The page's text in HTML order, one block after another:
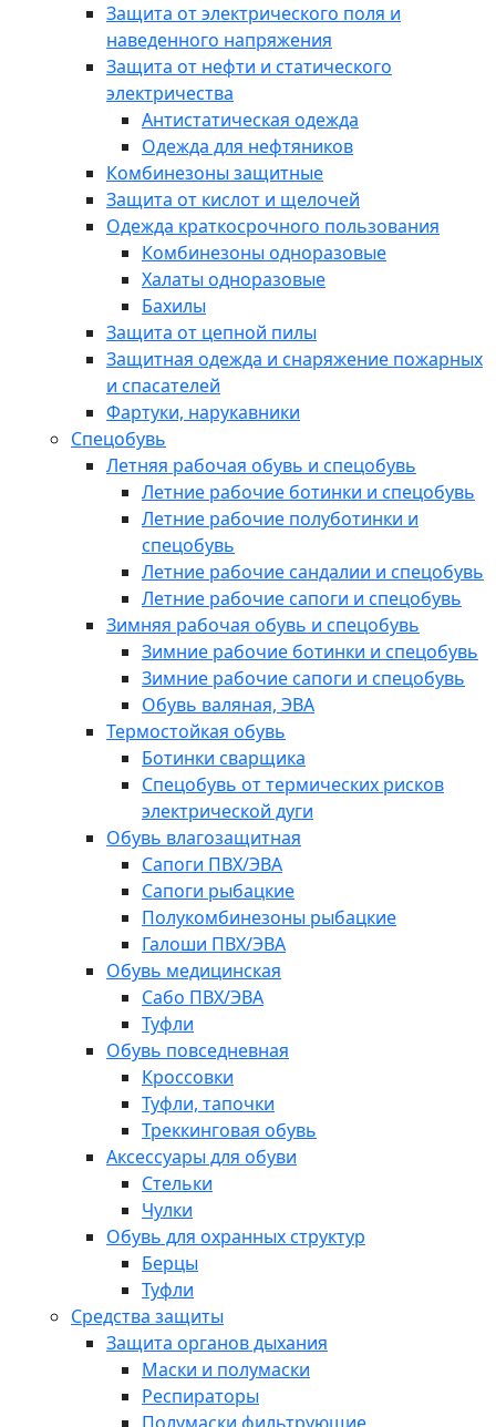
Защита от электрического поля и
наведенного напряжения
Защита от нефти и статического
электричества
Антистатическая одежда
Одежда для нефтяников
Комбинезоны защитные
Защита от кислот и щелочей
Одежда краткосрочного пользования
Комбинезоны одноразовые
Халаты одноразовые
Бахилы
Защита от цепной пилы
Защитная одежда и снаряжение пожарных
и спасателей
Фартуки, нарукавники
Спецобувь
Летняя рабочая обувь и спецобувь
Летние рабочие ботинки и спецобувь
Летние рабочие полуботинки и
спецобувь
Летние рабочие сандалии и спецобувь
Летние рабочие сапоги и спецобувь
Зимняя рабочая обувь и спецобувь
Зимние рабочие ботинки и спецобувь
Зимние рабочие сапоги и спецобувь
Обувь валяная, ЭВА
Термостойкая обувь
Ботинки сварщика
Спецобувь от термических рисков
электрической дуги
Обувь влагозащитная
Сапоги ПВХ/ЭВА
Сапоги рыбацкие
Полукомбинезоны рыбацкие
Галоши ПВХ/ЭВА
Обувь медицинская
Сабо ПВХ/ЭВА
Туфли
Обувь повседневная
Кроссовки
Туфли, тапочки
Треккинговая обувь
Аксессуары для обуви
Стельки
Чулки
Обувь для охранных структур
Берцы
Туфли
Средства защиты
Защита органов дыхания
Маски и полумаски
Респираторы